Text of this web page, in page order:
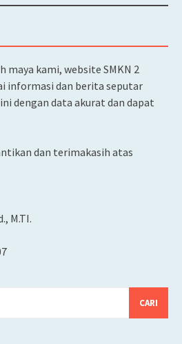
maya kami, website SMKN 2
informasi dan berita seputar
dengan data akurat dan dapat
dan terimakasih atas
M.TI.